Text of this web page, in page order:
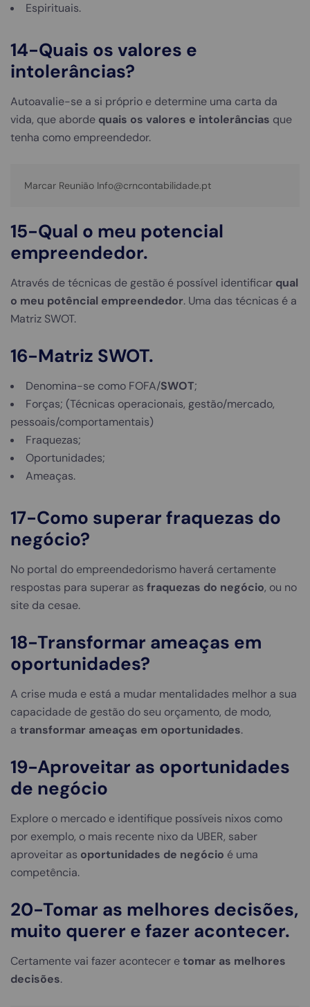
Espirituais.
14-Quais os valores e
intolerâncias?
Autoavalie-se a si próprio e determine uma carta da
vida, que aborde quais os valores e intolerâncias que
tenha como empreendedor.
Marcar Reunião Info@crncontabilidade.pt
15-Qual o meu potencial
empreendedor.
Através de técnicas de gestão é possível identificar qual
o meu potêncial empreendedor. Uma das técnicas é a
Matriz SWOT.
16-Matriz SWOT.
Denomina-se como FOFA/SWOT;
Forças; (Técnicas operacionais, gestão/mercado,
pessoais/comportamentais)
Fraquezas;
Oportunidades;
Ameaças.
17-Como superar fraquezas do
negócio?
No portal do empreendedorismo haverá certamente
respostas para superar as fraquezas do negócio, ou no
site da cesae.
18-Transformar ameaças em
oportunidades?
A crise muda e está a mudar mentalidades melhor a sua
capacidade de gestão do seu orçamento, de modo,
a transformar ameaças em oportunidades.
19-Aproveitar as oportunidades
de negócio
Explore o mercado e identifique possíveis nixos como
por exemplo, o mais recente nixo da UBER, saber
aproveitar as oportunidades de negócio é uma
competência.
20-Tomar as melhores decisões,
muito querer e fazer acontecer.
Certamente vai fazer acontecer etomar as melhores
decisões.